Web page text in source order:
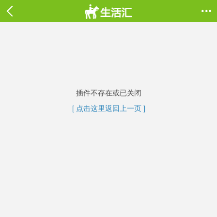

插件不存在或已关闭
[ 点击这里返回上一页 ]